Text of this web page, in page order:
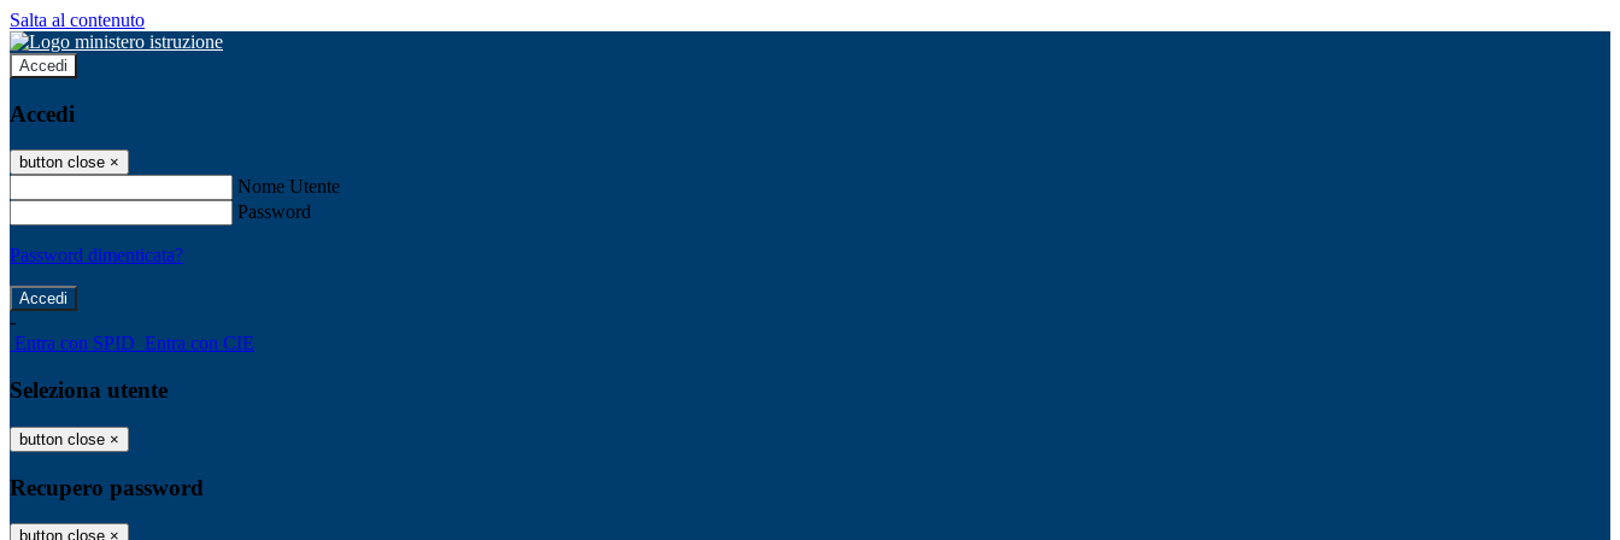
Salta al contenuto
Accedi
Accedi
button close ×
Nome Utente
Password
Password dimenticata?
-
Entra con SPID Entra con CIE
Seleziona utente
button close ×
Recupero password
button close ×